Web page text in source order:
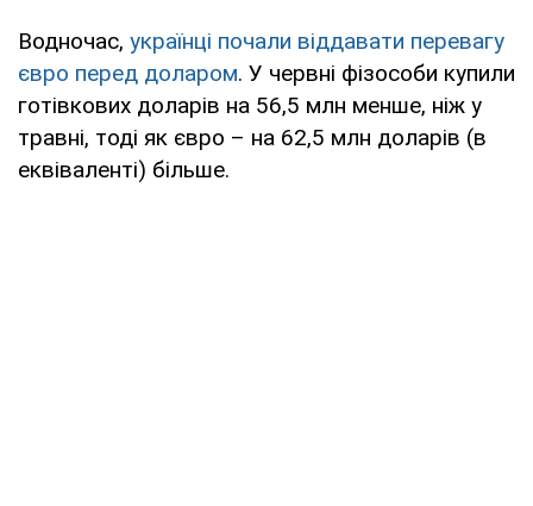
Водночас, українці почали віддавати перевагу
євро перед доларом. У червні фізособи купили
готівкових доларів на 56,5 млн менше, ніж у
травні, тоді як євро – на 62,5 млн доларів (в
еквіваленті) більше.